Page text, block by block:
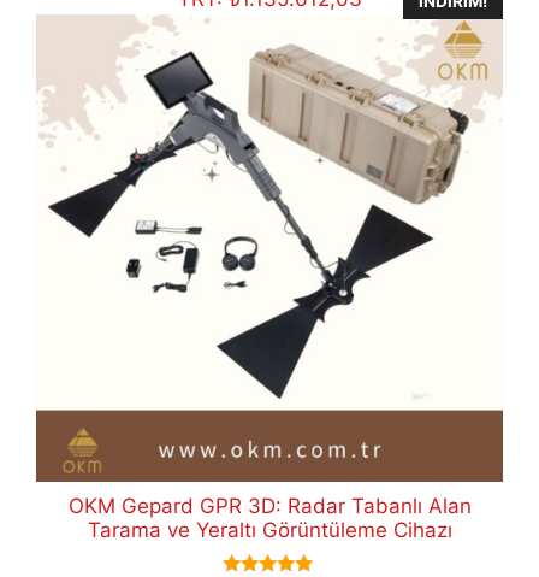
OKM Gepard GPR 3D: Radar Tabanlı Alan
Tarama ve Yeraltı Görüntüleme Cihazı